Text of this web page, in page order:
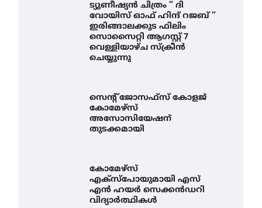
ട്യുണീഷ്യൻ ചിത്രം ” ദി
വോയിസ് ഓഫ് ഹിന്ദ് റജബ് ”
ഇരിങ്ങാലക്കുട ഫിലിം
സൊസൈറ്റി ആഗസ്റ്റ് 7
വെള്ളിയാഴ്ച സ്‌ക്രീൻ
ചെയ്യുന്നു
സെന്റ് ജോസഫ്സ് കോളജ്
കോമേഴ്‌സ്
അസോസിയേഷന്
തുടക്കമായി
കോമേഴ്സ്
എക്സ്പോയുമായി എസ്
എൻ ഹയർ സെക്കൻഡറി
വിദ്യാർത്ഥികൾ